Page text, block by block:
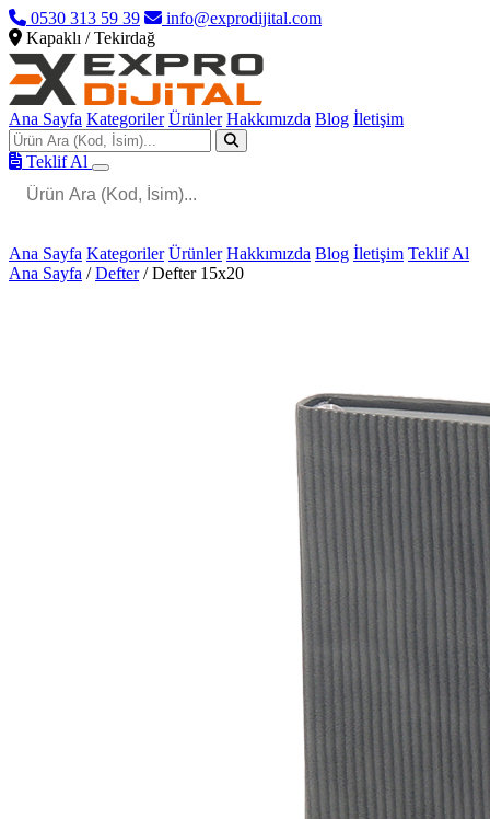
0530 313 59 39
info@exprodijital.com
Kapaklı / Tekirdağ
Ana Sayfa Kategoriler Ürünler Hakkımızda Blog İletişim
Teklif Al
Ana Sayfa Kategoriler Ürünler Hakkımızda Blog İletişim Teklif Al
Ana Sayfa / Defter / Defter 15x20